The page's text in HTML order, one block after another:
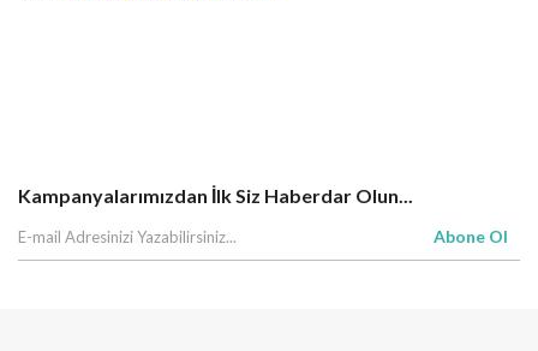
Kampanyalarımızdan İlk Siz Haberdar Olun...
Abone Ol